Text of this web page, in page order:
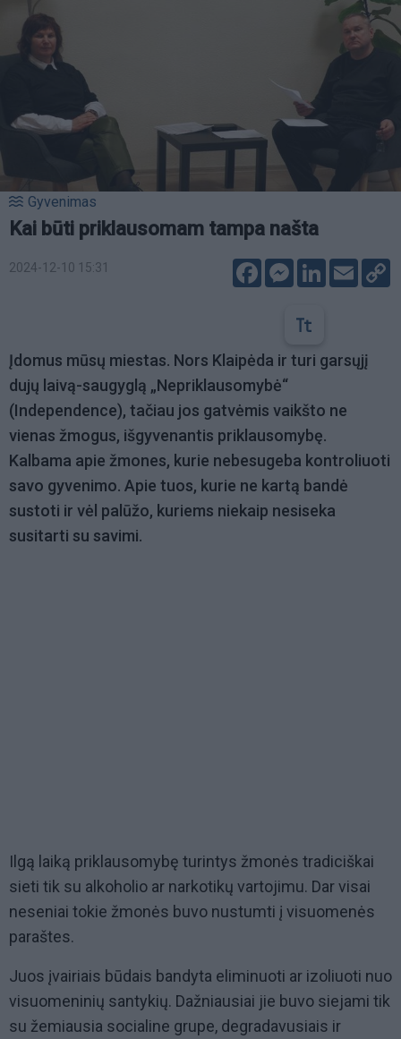
Gyvenimas
Kai būti priklausomam tampa našta
2024-12-10 15:31 FacebookMessenger
LinkedIn
Email
Įdomus mūsų miestas. Nors Klaipėda ir turi garsųjį
dujų laivą-saugyglą „Nepriklausomybė“
(Independence), tačiau jos gatvėmis vaikšto ne
vienas žmogus, išgyvenantis priklausomybę.
Kalbama apie žmones, kurie nebesugeba kontroliuoti
savo gyvenimo. Apie tuos, kurie ne kartą bandė
sustoti ir vėl palūžo, kuriems niekaip nesiseka
susitarti su savimi.
Ilgą laiką priklausomybę turintys žmonės tradiciškai
sieti tik su alkoholio ar narkotikų vartojimu. Dar visai
neseniai tokie žmonės buvo nustumti į visuomenės
paraštes.
Juos įvairiais būdais bandyta eliminuoti ar izoliuoti nuo
visuomeninių santykių. Dažniausiai jie buvo siejami tik
su žemiausia socialine grupe, degradavusiais ir